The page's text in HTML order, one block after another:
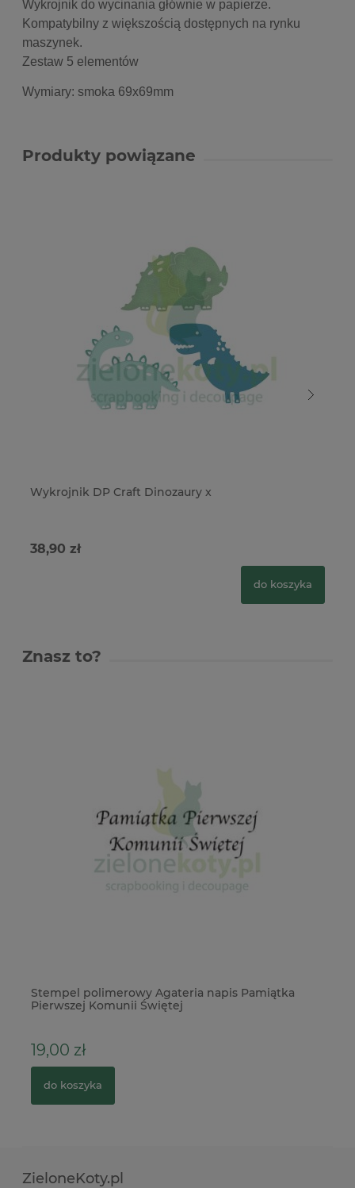
Wykrojnik do wycinania głównie w papierze.
Kompatybilny z większością dostępnych na rynku
maszynek.
Zestaw 5 elementów
Wymiary: smoka 69x69mm
Produkty powiązane
Wykrojnik DP Craft Dinozaury x
38,90 zł
do koszyka
Znasz to?
Stempel polimerowy Agateria napis Pamiątka
Pierwszej Komunii Świętej
19,00 zł
do koszyka
ZieloneKoty.pl